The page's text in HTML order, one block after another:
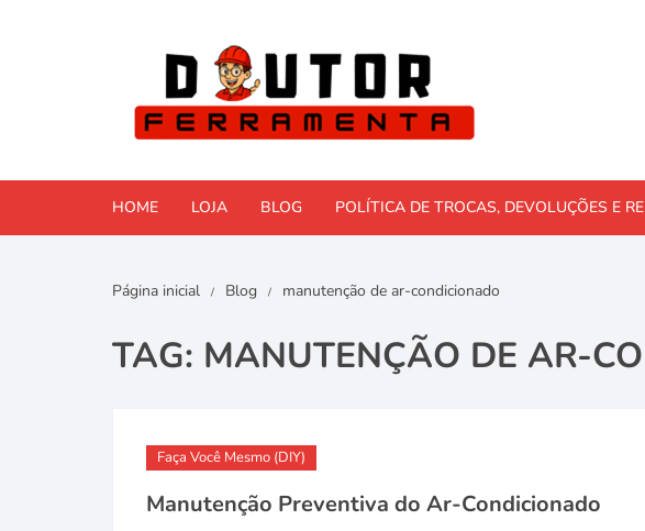
HOME LOJA BLOG
Ferramentas Elétricas
Manutenção e Reformas
POLÍTICA DE TROCAS, DEVOLUÇÕES E
Página inicial Blog manutenção de ar-condicionado
TAG: MANUTENÇÃO DE AR-
Faça Você Mesmo (DIY)
Manutenção Preventiva do Ar-Condicionado